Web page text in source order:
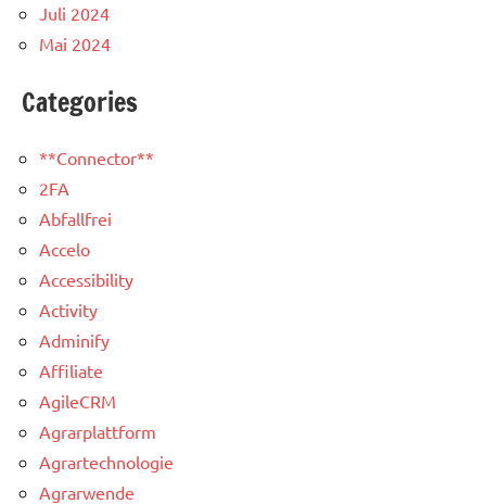
Juli 2024
Mai 2024
Categories
**Connector**
2FA
Abfallfrei
Accelo
Accessibility
Activity
Adminify
Affiliate
AgileCRM
Agrarplattform
Agrartechnologie
Agrarwende